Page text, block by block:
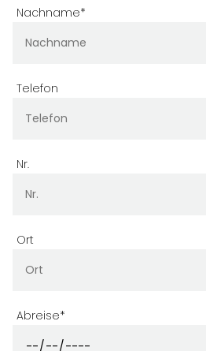
Nachname*
Telefon
Nr.
Ort
Abreise*